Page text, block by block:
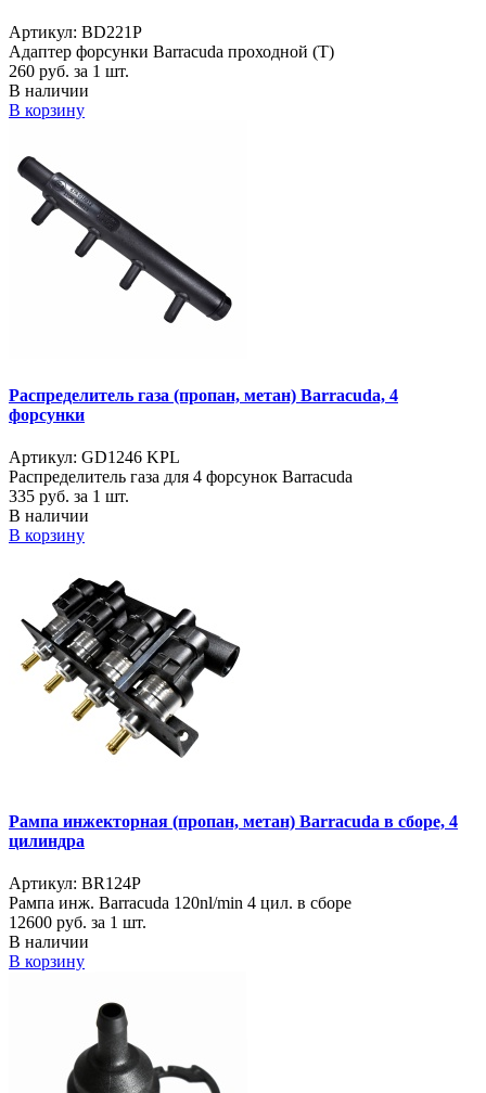
Артикул: BD221P
Адаптер форсунки Barracuda проходной (T)
260 руб. за 1 шт.
В наличии
В корзину
Распределитель газа (пропан, метан) Barracuda, 4
форсунки
Артикул: GD1246 KPL
Распределитель газа для 4 форсунок Barracuda
335 руб. за 1 шт.
В наличии
В корзину
Рампа инжекторная (пропан, метан) Barracuda в сборе, 4
цилиндра
Артикул: BR124P
Рампа инж. Barracuda 120nl/min 4 цил. в сборе
12600 руб. за 1 шт.
В наличии
В корзину